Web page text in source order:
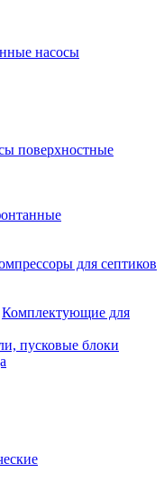
насосы
поверхностные
для септиков
Комплектующие для
пусковые блоки